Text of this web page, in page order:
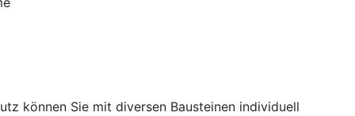
können Sie mit diversen Bausteinen individuell